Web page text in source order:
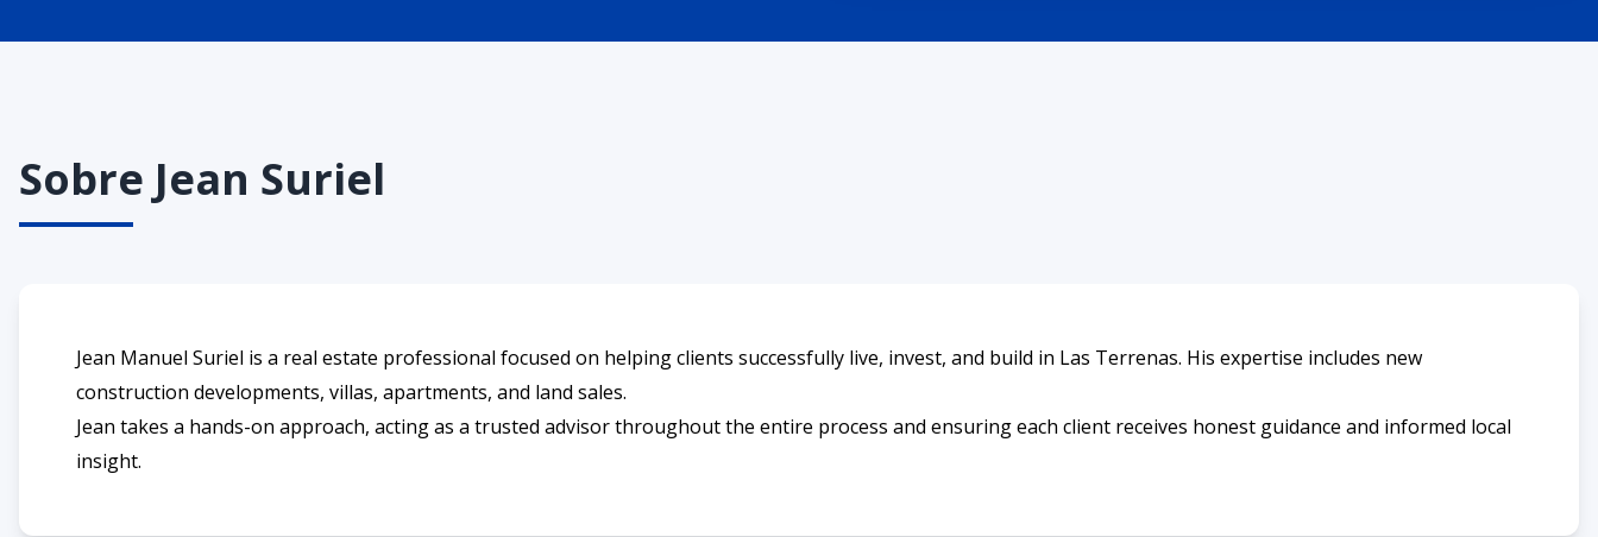
Sobre Jean Suriel
Jean Manuel Suriel is a real estate professional focused on helping clients successfully live, invest, and build in Las Terrenas. His expertise includes new
construction developments, villas, apartments, and land sales.
Jean takes a hands-on approach, acting as a trusted advisor throughout the entire process and ensuring each client receives honest guidance and informed local
insight.